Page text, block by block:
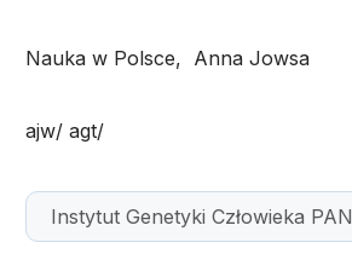
Nauka w Polsce, Anna Jowsa
ajw/ agt/
Instytut Genetyki Człowieka PAN